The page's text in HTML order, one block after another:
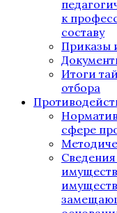
к
составу
Приказы
Итоги
отбора
сфере
Сведения